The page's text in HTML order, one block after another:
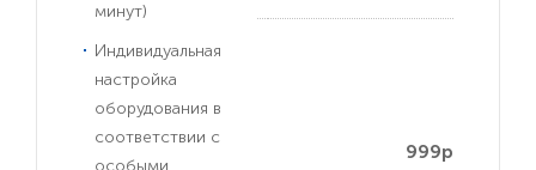
минут)
Индивидуальная
настройка
оборудования в
соответствии с
особыми
999р